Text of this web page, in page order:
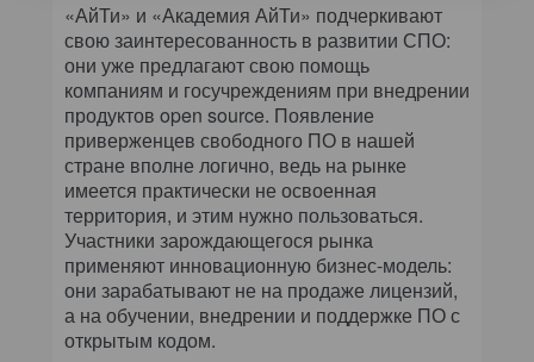
«АйТи» и «Академия АйТи» подчеркивают
свою заинтересованность в развитии СПО:
они уже предлагают свою помощь
компаниям и госучреждениям при внедрении
продуктов open source. Появление
приверженцев свободного ПО в нашей
стране вполне логично, ведь на рынке
имеется практически не освоенная
территория, и этим нужно пользоваться.
Участники зарождающегося рынка
применяют инновационную бизнес-модель:
они зарабатывают не на продаже лицензий,
а на обучении, внедрении и поддержке ПО с
открытым кодом.